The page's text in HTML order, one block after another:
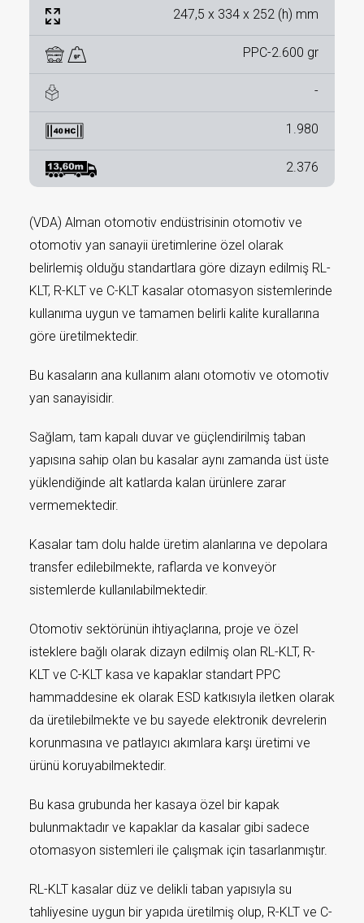
247,5 x 334 x 252 (h) mm
PPC-2.600 gr
-
1.980
2.376
(VDA) Alman otomotiv endüstrisinin otomotiv ve
otomotiv yan sanayii üretimlerine özel olarak
belirlemiş olduğu standartlara göre dizayn edilmiş RL-
KLT, R-KLT ve C-KLT kasalar otomasyon sistemlerinde
kullanıma uygun ve tamamen belirli kalite kurallarına
göre üretilmektedir.
Bu kasaların ana kullanım alanı otomotiv ve otomotiv
yan sanayisidir.
Sağlam, tam kapalı duvar ve güçlendirilmiş taban
yapısına sahip olan bu kasalar aynı zamanda üst üste
yüklendiğinde alt katlarda kalan ürünlere zarar
vermemektedir.
Kasalar tam dolu halde üretim alanlarına ve depolara
transfer edilebilmekte, raflarda ve konveyör
sistemlerde kullanılabilmektedir.
Otomotiv sektörünün ihtiyaçlarına, proje ve özel
isteklere bağlı olarak dizayn edilmiş olan RL-KLT, R-
KLT ve C-KLT kasa ve kapaklar standart PPC
hammaddesine ek olarak ESD katkısıyla iletken olarak
da üretilebilmekte ve bu sayede elektronik devrelerin
korunmasına ve patlayıcı akımlara karşı üretimi ve
ürünü koruyabilmektedir.
Bu kasa grubunda her kasaya özel bir kapak
bulunmaktadır ve kapaklar da kasalar gibi sadece
otomasyon sistemleri ile çalışmak için tasarlanmıştır.
RL-KLT kasalar düz ve delikli taban yapısıyla su
tahliyesine uygun bir yapıda üretilmiş olup, R-KLT ve C-